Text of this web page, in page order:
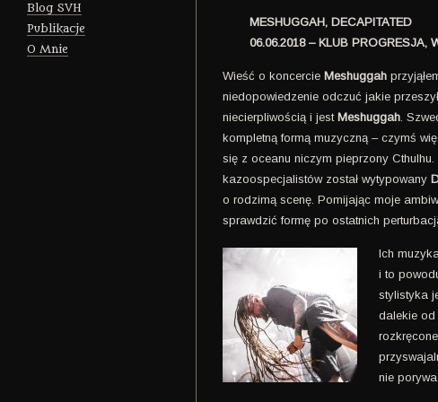
Blog SVH
Publikacje
O Mnie
MESHUGGAH, DECAPITATED
06.06.2018 – KLUB PROGRESJA,
Wieść o koncercie Meshuggah
niedopowiedzenie odczuć jakie
niecierpliwością i jest Meshuggah .
kompletną formą muzyczną – czymś
się z oceanu niczym pieprzony
kazoospecjalistów został wytypowany
o rodzimą scenę. Pomijając moje
sprawdzić formę po ostatnich
Ich
i to
stylistyka
dalekie od
nie porywa.